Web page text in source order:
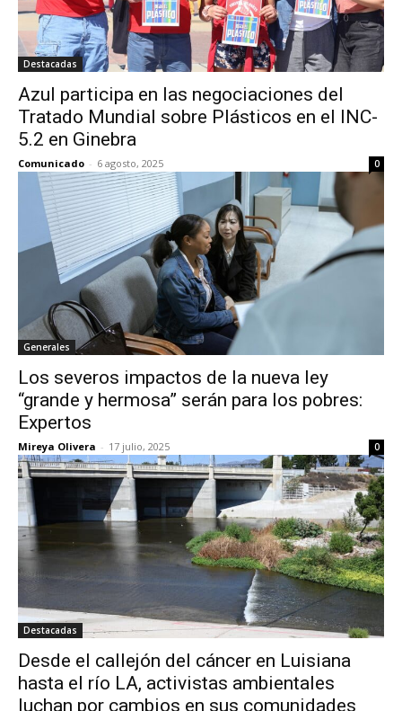
Destacadas
Azul participa en las negociaciones del
Tratado Mundial sobre Plásticos en el INC-
5.2 en Ginebra
Comunicado - 6 agosto, 2025 0
Generales
Los severos impactos de la nueva ley
“grande y hermosa” serán para los pobres:
Expertos
Mireya Olivera - 17 julio, 2025 0
Destacadas
Desde el callejón del cáncer en Luisiana
hasta el río LA, activistas ambientales
luchan por cambios en sus comunidades